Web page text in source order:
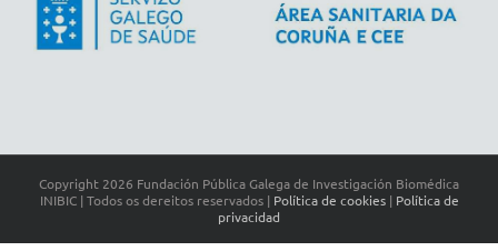
Copyright 2026 Fundación Pública Galega de Investigación Biomédica
INIBIC | Todos os dereitos reservados | Política de cookies| Política de
privacidad